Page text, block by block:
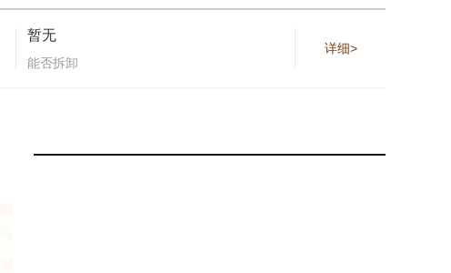
暂无
能否拆卸
详细>